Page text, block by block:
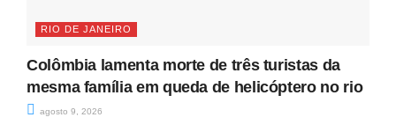
RIO DE JANEIRO
Colômbia lamenta morte de três turistas da
mesma família em queda de helicóptero no rio
agosto 9, 2026